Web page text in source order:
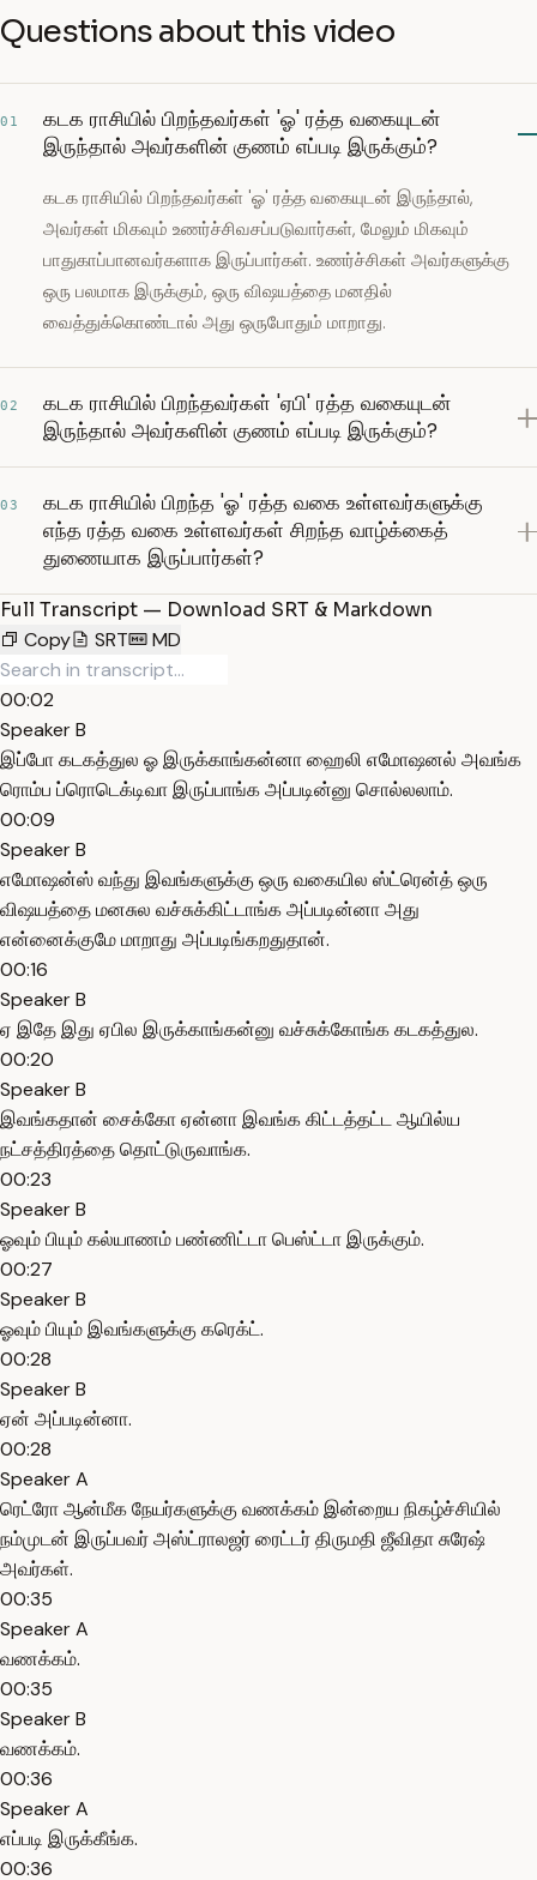
Questions about this video
01
கடக ராசியில் பிறந்தவர்கள் 'ஓ' ரத்த வகையுடன்
இருந்தால் அவர்களின் குணம் எப்படி இருக்கும்?
கடக ராசியில் பிறந்தவர்கள் 'ஓ' ரத்த வகையுடன் இருந்தால்,
அவர்கள் மிகவும் உணர்ச்சிவசப்படுவார்கள், மேலும் மிகவும்
பாதுகாப்பானவர்களாக இருப்பார்கள். உணர்ச்சிகள் அவர்களுக்கு
ஒரு பலமாக இருக்கும், ஒரு விஷயத்தை மனதில்
வைத்துக்கொண்டால் அது ஒருபோதும் மாறாது.
02
கடக ராசியில் பிறந்தவர்கள் 'ஏபி' ரத்த வகையுடன்
இருந்தால் அவர்களின் குணம் எப்படி இருக்கும்?
03
கடக ராசியில் பிறந்த 'ஓ' ரத்த வகை உள்ளவர்களுக்கு
எந்த ரத்த வகை உள்ளவர்கள் சிறந்த வாழ்க்கைத்
துணையாக இருப்பார்கள்?
Full Transcript — Download SRT & Markdown
Copy
SRT MD
00:02
Speaker B
இப்போ கடகத்துல ஓ இருக்காங்கன்னா ஹைலி எமோஷனல் அவங்க
ரொம்ப ப்ரொடெக்டிவா இருப்பாங்க அப்படின்னு சொல்லலாம்.
00:09
Speaker B
எமோஷன்ஸ் வந்து இவங்களுக்கு ஒரு வகையில ஸ்ட்ரென்த் ஒரு
விஷயத்தை மனசுல வச்சுக்கிட்டாங்க அப்படின்னா அது
என்னைக்குமே மாறாது அப்படிங்கறதுதான்.
00:16
Speaker B
ஏ இதே இது ஏபில இருக்காங்கன்னு வச்சுக்கோங்க கடகத்துல.
00:20
Speaker B
இவங்கதான் சைக்கோ ஏன்னா இவங்க கிட்டத்தட்ட ஆயில்ய
நட்சத்திரத்தை தொட்டுருவாங்க.
00:23
Speaker B
ஓவும் பியும் கல்யாணம் பண்ணிட்டா பெஸ்ட்டா இருக்கும்.
00:27
Speaker B
ஓவும் பியும் இவங்களுக்கு கரெக்ட்.
00:28
Speaker B
ஏன் அப்படின்னா.
00:28
Speaker A
ரெட்ரோ ஆன்மீக நேயர்களுக்கு வணக்கம் இன்றைய நிகழ்ச்சியில்
நம்முடன் இருப்பவர் அஸ்ட்ராலஜர் ரைட்டர் திருமதி ஜீவிதா சுரேஷ்
அவர்கள்.
00:35
Speaker A
வணக்கம்.
00:35
Speaker B
வணக்கம்.
00:36
Speaker A
எப்படி இருக்கீங்க.
00:36